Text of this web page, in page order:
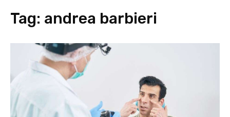
Tag: andrea barbieri